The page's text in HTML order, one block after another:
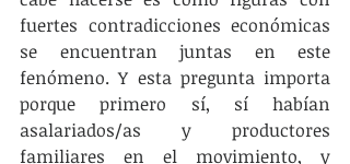
fuertes contradicciones económicas
se encuentran juntas en este
fenómeno. Y esta pregunta importa
porque primero sí, sí habían
asalariados/as y productores
familiares en el movimiento, y